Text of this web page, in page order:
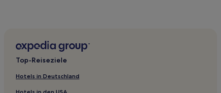
Hotels mit inbegriffenem Frühstück in Binz
Hotels mit Parkplatz in Binz
Strand in Binz
Top-Reiseziele
Hotels in Deutschland